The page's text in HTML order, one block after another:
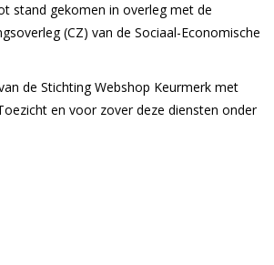
stand gekomen in overleg met de
(CZ) van de Sociaal-Economische
de Stichting Webshop Keurmerk met
en voor zover deze diensten onder